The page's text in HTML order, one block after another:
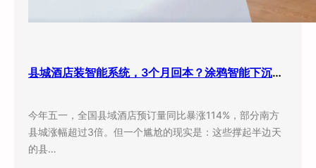
县城酒店装智能系统，3个月回本？涂鸦智能下沉市场打法曝光
今年五一，全国县域酒店预订量同比暴涨114%，部分南方
县城涨幅超过3倍。但一个尴尬的现实是：这些撑起半边天
的县…